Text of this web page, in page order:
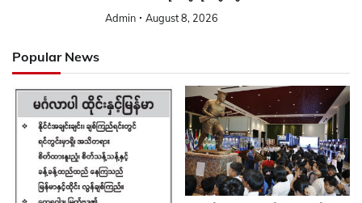
Admin August 8, 2026
Popular News